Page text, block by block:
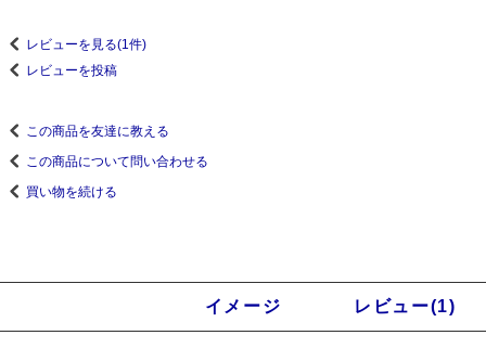
レビューを見る(1件)
レビューを投稿
この商品を友達に教える
この商品について問い合わせる
買い物を続ける
イメージ レビュー(1)